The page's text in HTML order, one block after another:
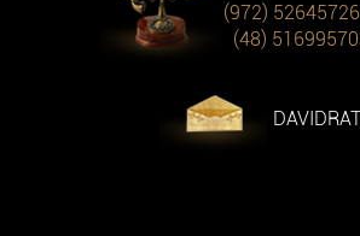
(972)
(48)